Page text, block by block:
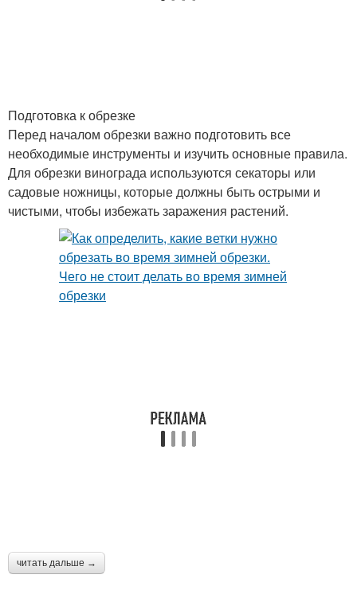
Подготовка к обрезке
Перед началом обрезки важно подготовить все
необходимые инструменты и изучить основные правила.
Для обрезки винограда используются секаторы или
садовые ножницы, которые должны быть острыми и
чистыми, чтобы избежать заражения растений.
читать дальше →